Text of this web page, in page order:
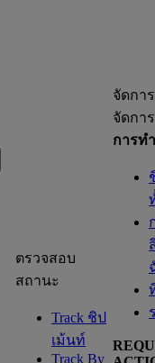
ตรวจสอบ
สถานะ
Track ชิป
เม้นท์
Track By
จัดกา
จัดกา
การท